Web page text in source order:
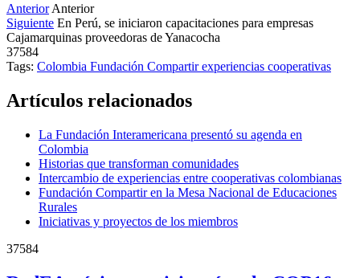
Anterior Anterior
Siguiente En Perú, se iniciaron capacitaciones para empresas
Cajamarquinas proveedoras de Yanacocha
37584
Tags: Colombia Fundación Compartirexperiencias cooperativas
Artículos relacionados
La Fundación Interamericana presentó su agenda en
Colombia
Historias que transforman comunidades
Intercambio de experiencias entre cooperativas colombianas
Fundación Compartir en la Mesa Nacional de Educaciones
Rurales
Iniciativas y proyectos de los miembros
37584